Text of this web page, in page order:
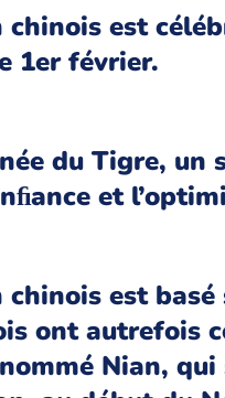
chinois est
1er février.
du Tigre,
et
chinois est
ont autrefois
Nian, qui